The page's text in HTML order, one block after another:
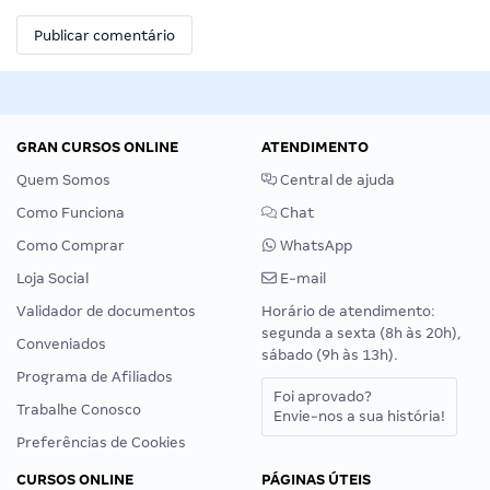
GRAN CURSOS ONLINE
Quem Somos
Como Funciona
Como Comprar
Loja Social
Validador de documentos
Conveniados
Programa de Afiliados
Trabalhe Conosco
Preferências de Cookies
ATENDIMENTO
Central de ajuda
Chat
WhatsApp
E-mail
Horário de atendimento:
segunda a sexta (8h às 20h),
sábado (9h às 13h).
Foi aprovado?
Envie-nos a sua história!
CURSOS ONLINE PÁGINAS ÚTEIS